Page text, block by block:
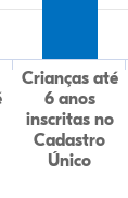
Crianças até
6 anos
inscritas no
Cadastro
Único